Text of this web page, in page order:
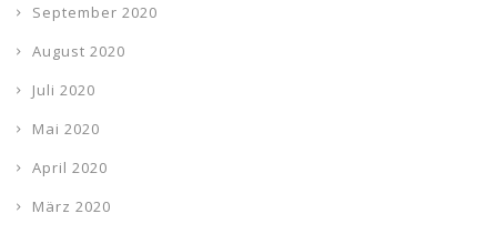
September 2020
August 2020
Juli 2020
Mai 2020
April 2020
März 2020